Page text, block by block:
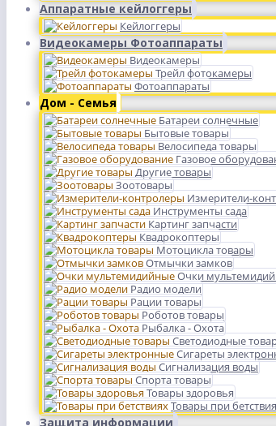
Аппаратные кейлоггеры
Кейлоггеры
Видеокамеры Фотоаппараты
Видеокамеры
Трейл фотокамеры
Фотоаппараты
Дом - Семья
Батареи солнечные
Бытовые товары
Велосипеда товары
Газовое
Другие товары
Зоотовары
Измерители-
Инструменты сада
Картинг запчасти
Квадрокоптеры
Мотоцикла товары
Отмычки замков
Очки
Радио модели
Рации товары
Роботов товары
Рыбалка - Охота
Светодиодные
Сигареты
Сигнализация воды
Спорта товары
Товары здоровья
Товары при
Защита информации